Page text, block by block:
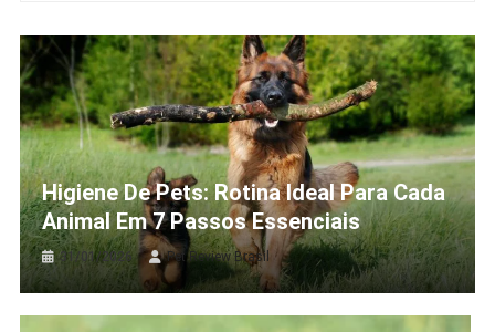
Higiene De Pets: Rotina Ideal Para Cada
Animal Em 7 Passos Essenciais
31/01/2026 Pet Review Brasil